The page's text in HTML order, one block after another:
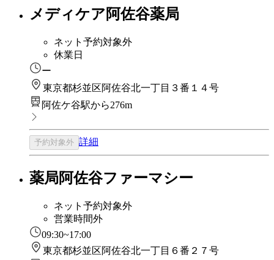
メディケア阿佐谷薬局
ネット予約対象外
休業日
ー
東京都杉並区阿佐谷北一丁目３番１４号
阿佐ケ谷駅から276m
予約対象外 詳細
薬局阿佐谷ファーマシー
ネット予約対象外
営業時間外
09:30~17:00
東京都杉並区阿佐谷北一丁目６番２７号